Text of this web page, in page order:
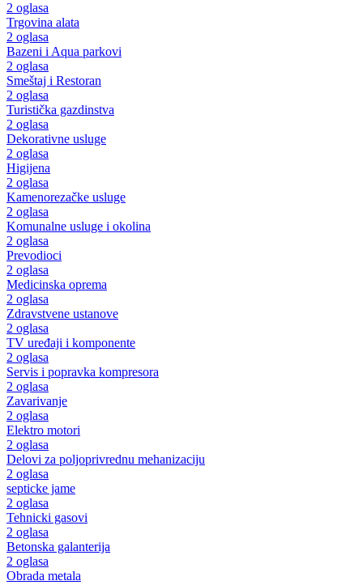
2 oglasa
Trgovina alata
2 oglasa
Bazeni i Aqua parkovi
2 oglasa
Smeštaj i Restoran
2 oglasa
Turistička gazdinstva
2 oglasa
Dekorativne usluge
2 oglasa
Higijena
2 oglasa
Kamenorezačke usluge
2 oglasa
Komunalne usluge i okolina
2 oglasa
Prevodioci
2 oglasa
Medicinska oprema
2 oglasa
Zdravstvene ustanove
2 oglasa
TV uređaji i komponente
2 oglasa
Servis i popravka kompresora
2 oglasa
Zavarivanje
2 oglasa
Elektro motori
2 oglasa
Delovi za poljoprivrednu mehanizaciju
2 oglasa
septicke jame
2 oglasa
Tehnicki gasovi
2 oglasa
Betonska galanterija
2 oglasa
Obrada metala